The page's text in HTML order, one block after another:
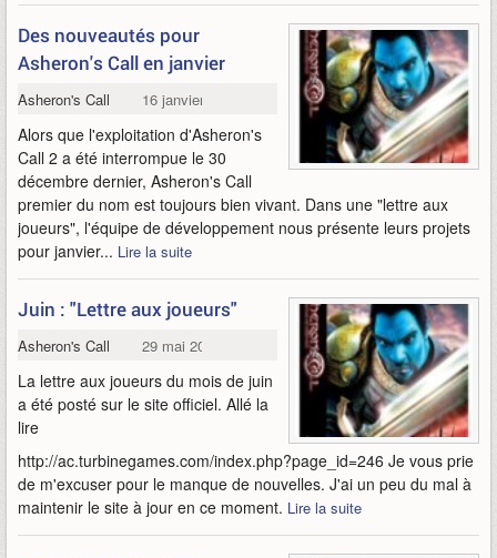
Des nouveautés pour
Asheron's Call en janvier
Asheron's Call 16 janvier 2006
Alors que l'exploitation d'Asheron's
Call 2 a été interrompue le 30
décembre dernier, Asheron's Call
premier du nom est toujours bien vivant. Dans une "lettre aux
joueurs", l'équipe de développement nous présente leurs projets
pour janvier... Lire la suite
Juin : "Lettre aux joueurs"
Asheron's Call 29 mai 2004
La lettre aux joueurs du mois de juin
a été posté sur le site officiel. Allé la
lire
http://ac.turbinegames.com/index.php?page_id=246 Je vous prie
de m'excuser pour le manque de nouvelles. J'ai un peu du mal à
maintenir le site à jour en ce moment. Lire la suite